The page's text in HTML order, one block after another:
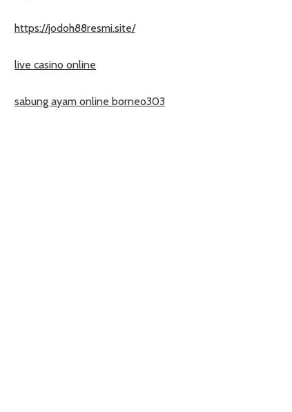
https://jodoh88resmi.site/
live casino online
sabung ayam online borneo303